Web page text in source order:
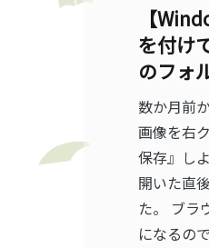
【
を付け
のフォ
数か月前
画像を右
保存』し
開いた直
た。 ブラ
になるの